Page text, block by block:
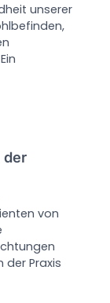
unserer
der
von
der Praxis